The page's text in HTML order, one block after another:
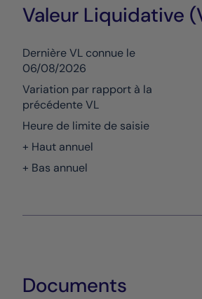
Valeur Liquidative
Dernière VL connue le
06/08/2026
Variation par rapport à la
précédente VL
Heure de limite de saisie
+ Haut annuel
+ Bas annuel
Documents